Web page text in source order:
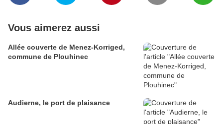
Vous aimerez aussi
Allée couverte de Menez-Korriged,
commune de Plouhinec
Audierne, le port de plaisance